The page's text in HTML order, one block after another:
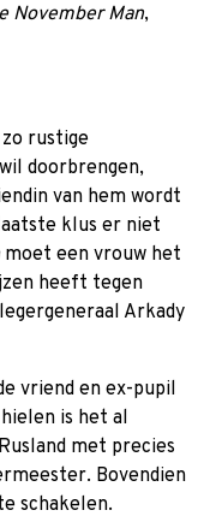
November Man,
rustige
doorbrengen,
van hem wordt
klus er niet
moet een vrouw het
heeft tegen
Arkady
vriend en ex-pupil
is het al
met precies
Bovendien
schakelen.